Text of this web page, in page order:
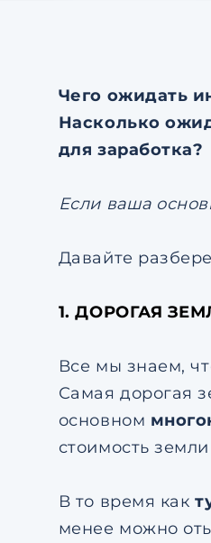
Чего ожидать
Насколько
для заработка?
Если ваша
Давайте
1. ДОРОГАЯ
Все мы знаем,
Самая дорогая
основном
стоимость
В то время как
менее можно